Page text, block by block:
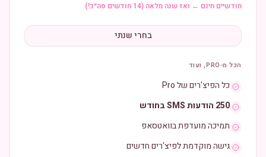
חודשיים חינם ← ואז שנה מלאה (14 חודשים סה״כ!)
בחרי שנתי
הכל מ-PRO, ועוד
כל הפיצ'רים של Pro
250 הודעות SMS בחודש
תמיכה מועדפת בוואטסאפ
גישה מוקדמת לפיצ'רים חדשים